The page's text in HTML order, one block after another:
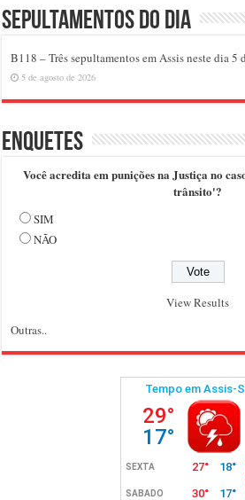
Sepultamentos do dia
B118 – Três sepultamentos em Assis neste dia 5
5 de agosto de 2026
Enquetes
Você acredita em punições na Justiça no
trânsito'?
SIM
NÃO
View Results
Outras..